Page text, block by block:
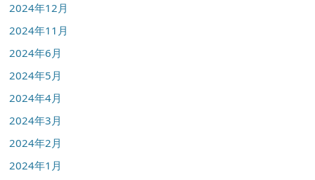
2024年12月
2024年11月
2024年6月
2024年5月
2024年4月
2024年3月
2024年2月
2024年1月